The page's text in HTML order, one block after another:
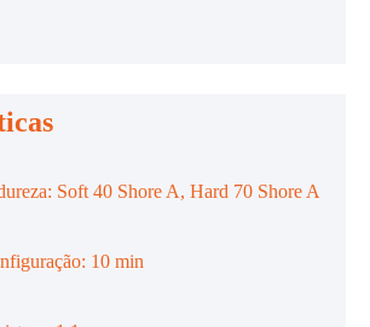
Soft 40 Shore A, Hard 70 Shore A
10 min